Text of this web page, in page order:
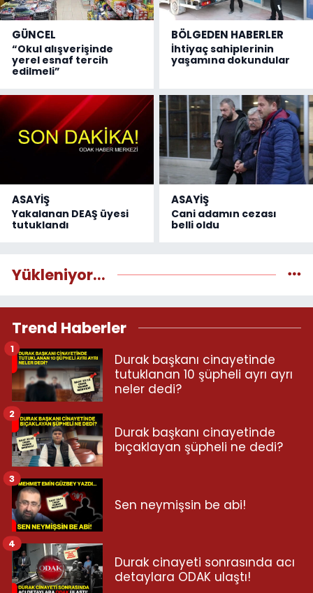
GÜNCEL
“Okul alışverişinde
yerel esnaf tercih
edilmeli”
BÖLGEDEN HABERLER
İhtiyaç sahiplerinin
yaşamına dokundular
ASAYİŞ
Yakalanan DEAŞ üyesi
tutuklandı
ASAYİŞ
Cani adamın cezası
belli oldu
Yükleniyor...
Trend Haberler
Durak başkanı cinayetinde
tutuklanan 10 şüpheli ayrı ayrı
neler dedi?
1
Durak başkanı cinayetinde
bıçaklayan şüpheli ne dedi?
2
Sen neymişsin be abi!
3
Durak cinayeti sonrasında acı
detaylara ODAK ulaştı!
4